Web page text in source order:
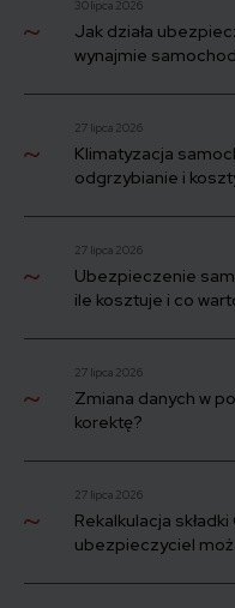
30 lipca 2026
Jak działa
wynajmie
27 lipca 2026
Klimatyzacja
odgrzybianie i
27 lipca 2026
Ubezpieczenie
ile kosztuje i co
27 lipca 2026
Zmiana danych w
korektę?
27 lipca 2026
Rekalkulacja
ubezpieczyciel